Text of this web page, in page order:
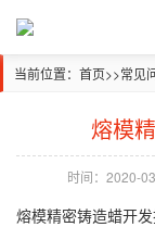
当前位置： 首页>>常见
熔模
时间：2020-
熔模精密铸造蜡开